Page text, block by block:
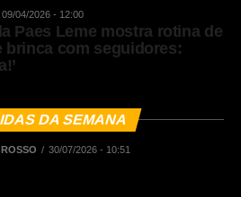
09/04/2026 - 12:00
Paes Leme mostra rotina de
brinca com seguidores:
DA SEMANA
30/07/2026 - 10:51